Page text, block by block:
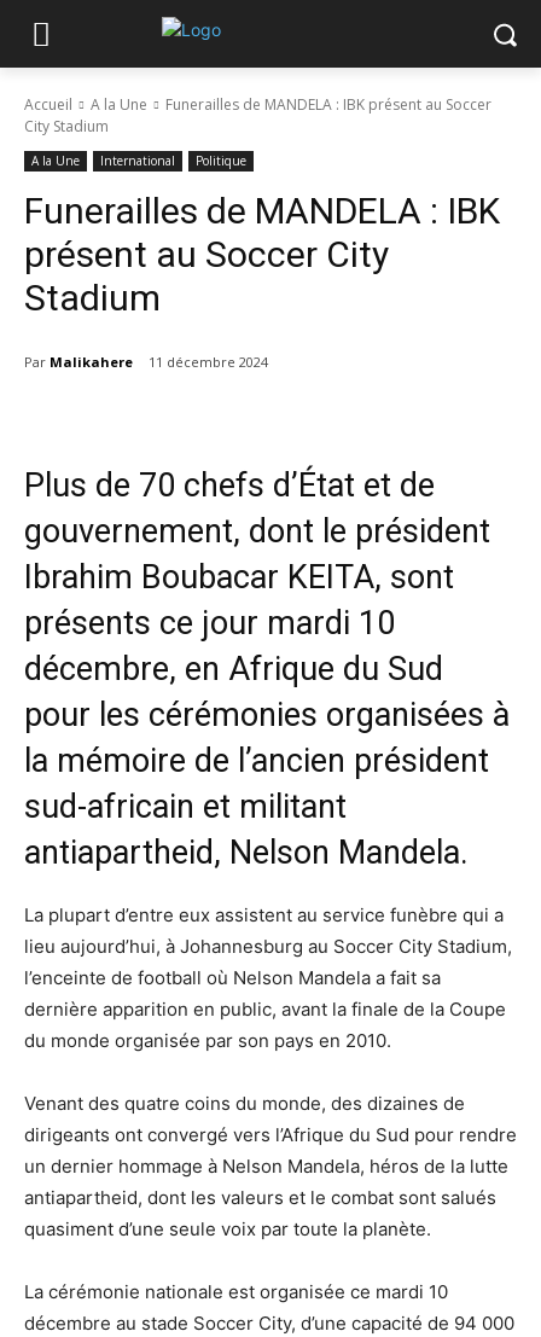
Accueil A la Une
Funerailles de MANDELA : IBK présent au Soccer
City Stadium
A la Une International Politique
Funerailles de MANDELA : IBK
présent au Soccer City
Stadium
Par Malikahere 11 décembre 2024
Plus de 70 chefs d’État et de
gouvernement, dont le président
Ibrahim Boubacar KEITA, sont
présents ce jour mardi 10
décembre, en Afrique du Sud
pour les cérémonies organisées à
la mémoire de l’ancien président
sud-africain et militant
antiapartheid, Nelson Mandela.
La plupart d’entre eux assistent au service funèbre qui a
lieu aujourd’hui, à Johannesburg au Soccer City Stadium,
l’enceinte de football où Nelson Mandela a fait sa
dernière apparition en public, avant la finale de la Coupe
du monde organisée par son pays en 2010.
Venant des quatre coins du monde, des dizaines de
dirigeants ont convergé vers l’Afrique du Sud pour rendre
un dernier hommage à Nelson Mandela, héros de la lutte
antiapartheid, dont les valeurs et le combat sont salués
quasiment d’une seule voix par toute la planète.
La cérémonie nationale est organisée ce mardi 10
décembre au stade Soccer City, d’une capacité de 94 000